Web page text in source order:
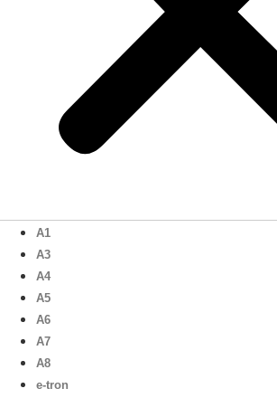
A1
A3
A4
A5
A6
A7
A8
e-tron